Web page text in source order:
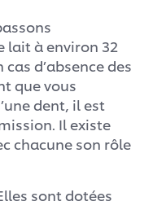
lait à environ 32
d’absence des
que vous
dent, il est
Il existe
chacune son rôle
sont dotées